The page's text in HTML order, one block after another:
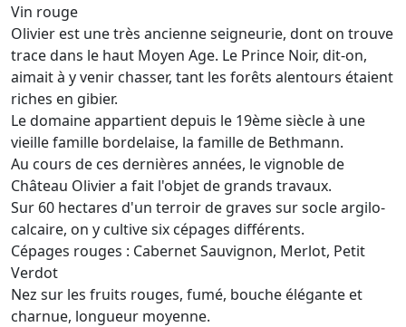
Vin rouge
Olivier est une très ancienne seigneurie, dont on trouve
trace dans le haut Moyen Age. Le Prince Noir, dit-on,
aimait à y venir chasser, tant les forêts alentours étaient
riches en gibier.
Le domaine appartient depuis le 19ème siècle à une
vieille famille bordelaise, la famille de Bethmann.
Au cours de ces dernières années, le vignoble de
Château Olivier a fait l'objet de grands travaux.
Sur 60 hectares d'un terroir de graves sur socle argilo-
calcaire, on y cultive six cépages différents.
Cépages rouges : Cabernet Sauvignon, Merlot, Petit
Verdot
Nez sur les fruits rouges, fumé, bouche élégante et
charnue, longueur moyenne.